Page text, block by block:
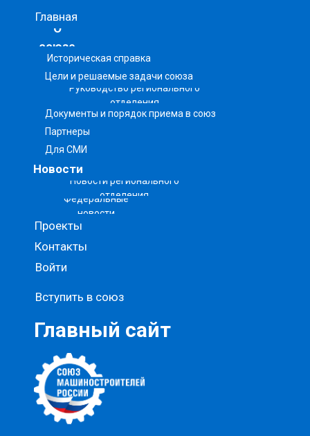
Главный сайт
О
союзе
Новости
Проекты
Контакты
Главная
Войти
Вступить в союз
Историческая справка
Цели и решаемые задачи союза
Руководство регионального
отделения
Документы и порядок приема в союз
Партнеры
Для СМИ
Новости регионального
отделения
Федеральные
новости